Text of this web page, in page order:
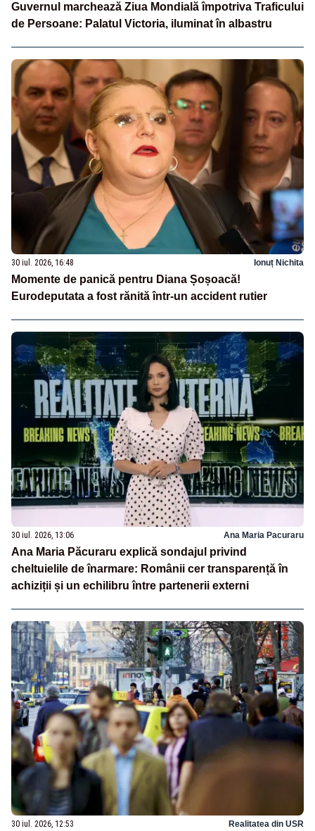
Guvernul marchează Ziua Mondială împotriva Traficului
de Persoane: Palatul Victoria, iluminat în albastru
30 iul. 2026, 16:48 Ionuț Nichita
Momente de panică pentru Diana Șoșoacă!
Eurodeputata a fost rănită într-un accident rutier
30 iul. 2026, 13:06 Ana Maria Pacuraru
Ana Maria Păcuraru explică sondajul privind
cheltuielile de înarmare: Românii cer transparență în
achiziții și un echilibru între partenerii externi
30 iul. 2026, 12:53 Realitatea din USR